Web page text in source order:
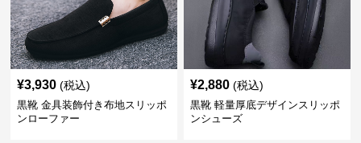
¥3,930 (税込)
黒靴 金具装飾付き布地スリッポ
ンローファー
¥2,880 (税込)
黒靴 軽量厚底デザインスリッポ
ンシューズ